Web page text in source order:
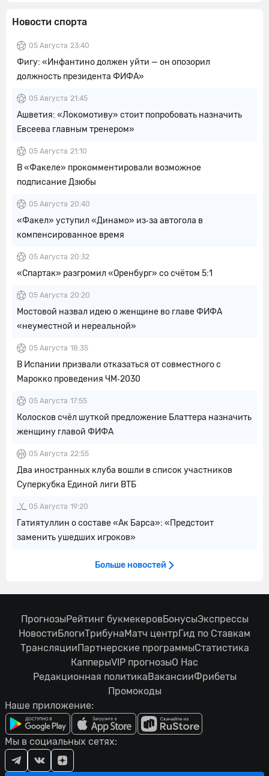
Новости спорта
05 Августа 23:40
Фигу: «Инфантино должен уйти — он опозорил
должность президента ФИФА»
05 Августа 21:45
Ашветия: «Локомотиву» стоит попробовать назначить
Евсеева главным тренером»
05 Августа 21:10
В «Факеле» прокомментировали возможное
подписание Дзюбы
05 Августа 20:40
«Факел» уступил «Динамо» из‑за автогола в
компенсированное время
05 Августа 20:32
«Спартак» разгромил «Оренбург» со счётом 5:1
05 Августа 20:20
Мостовой назвал идею о женщине во главе ФИФА
«неуместной и нереальной»
05 Августа 18:35
В Испании призвали отказаться от совместного с
Марокко проведения ЧМ‑2030
05 Августа 17:55
Колосков счёл шуткой предложение Блаттера назначить
женщину главой ФИФА
05 Августа 22:55
Два иностранных клуба вошли в список участников
Суперкубка Единой лиги ВТБ
05 Августа 19:20
Гатиятуллин о составе «Ак Барса»: «Предстоит
заменить ушедших игроков»
Больше новостей
ПрогнозыРейтинг букмекеровБонусыЭкспрессы
НовостиБлогиТрибунаМатч центрГид по Ставкам
ТрансляцииПартнерские программыСтатистика
КапперыVIP прогнозыО Нас
Редакционная политикаВакансииФрибеты
Промокоды
Наше приложение:
Мы в социальных сетях: